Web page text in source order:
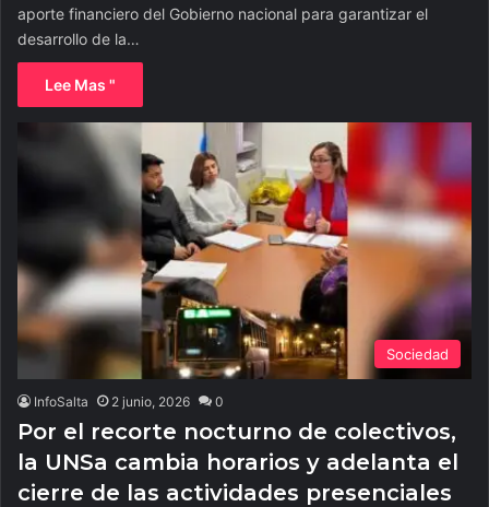
aporte financiero del Gobierno nacional para garantizar el
desarrollo de la…
Lee Mas "
Sociedad
InfoSalta 2 junio, 2026 0
Por el recorte nocturno de colectivos,
la UNSa cambia horarios y adelanta el
cierre de las actividades presenciales